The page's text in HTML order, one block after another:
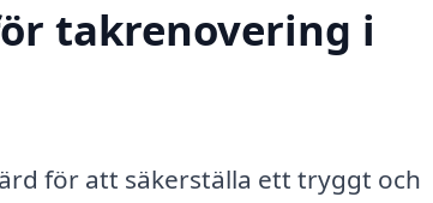
takrenovering i
för att säkerställa ett tryggt och